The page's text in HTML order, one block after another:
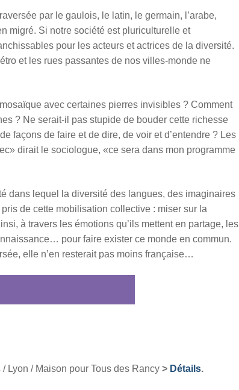
par le gaulois, le latin, le germain, l’arabe,
migré. Si notre société est pluriculturelle et
pour les acteurs et actrices de la diversité.
et les rues passantes de nos villes-monde ne
avec certaines pierres invisibles ? Comment
? Ne serait-il pas stupide de bouder cette richesse
façons de faire et de dire, de voir et d’entendre ? Les
dirait le sociologue, «ce sera dans mon programme
dans lequel la diversité des langues, des imaginaires
de cette mobilisation collective : miser sur la
à travers les émotions qu’ils mettent en partage, les
pour faire exister ce monde en commun.
elle n’en resterait pas moins française…
Lyon / Maison pour Tous des Rancy > Détails.